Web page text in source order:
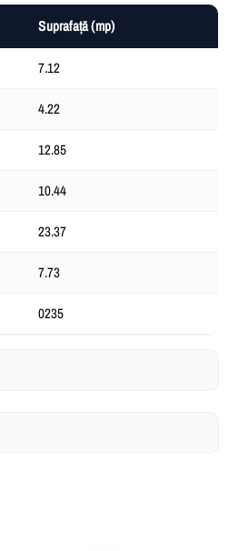
Suprafață (mp)
7.12
4.22
12.85
10.44
23.37
7.73
0235